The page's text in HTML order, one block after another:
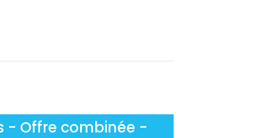
- Offre combinée -